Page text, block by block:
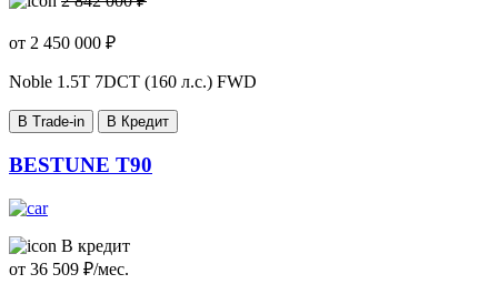
от 2 450 000 ₽
Noble 1.5T 7DCT (160 л.с.) FWD
В Trade-in В Кредит
BESTUNE T90
В кредит
от 36 509 ₽/мес.